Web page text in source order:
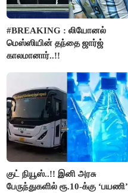
#BREAKING : லியோனல்
மெஸ்ஸியின் தந்தை ஜார்ஜ்
காலமானார்..!!
குட் நியூஸ்..!! இனி அரசு
பேருந்துகளில் ரூ.10-க்கு ‘பயணி’